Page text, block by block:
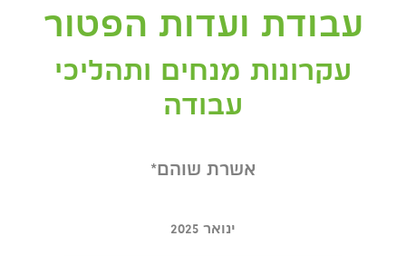
עבודת ועדות הפטור
עקרונות מנחים ותהליכי
עבודה
אשרת שוהם*
ינואר 2025